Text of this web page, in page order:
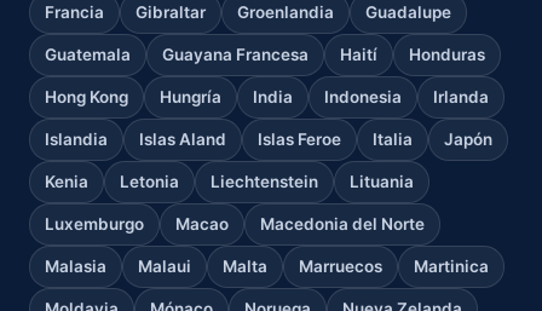
Francia Gibraltar Groenlandia Guadalupe
Guatemala Guayana Francesa Haití Honduras
Hong Kong Hungría India Indonesia Irlanda
Islandia Islas Aland Islas Feroe Italia Japón
Kenia Letonia Liechtenstein Lituania
Luxemburgo Macao Macedonia del Norte
Malasia Malaui Malta Marruecos Martinica